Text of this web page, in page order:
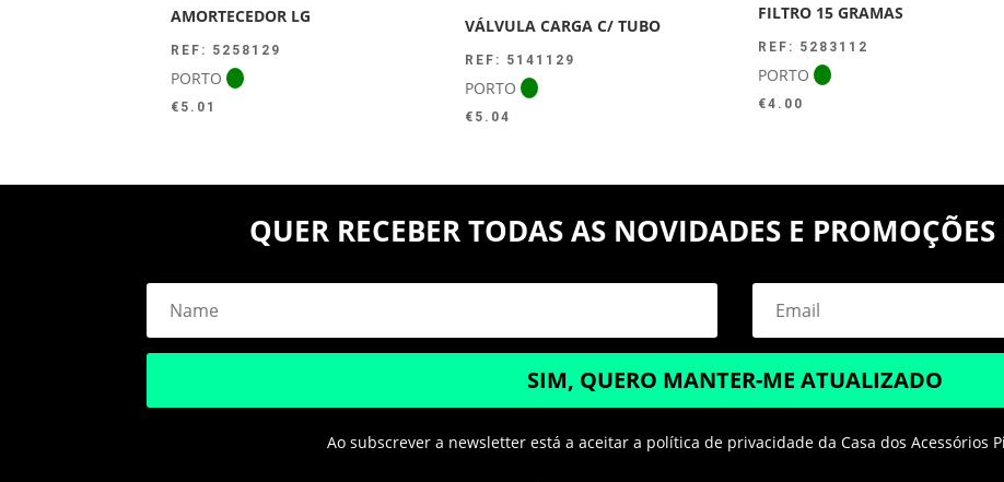
AMORTECEDOR LG
REF: 5258129
PORTO
€ 5.01
VÁLVULA CARGA C/ TUBO
REF: 5141129
PORTO
€ 5.04
FILTRO 15 GRAMAS
REF: 5283112
PORTO
€4.00
QUER RECEBER TODAS AS NOVIDADES E
SIM, QUERO MANTER-ME ATUALIZADO
Ao subscrever a newsletter está a aceitar a política de privacidade da Casa dos Acessórios